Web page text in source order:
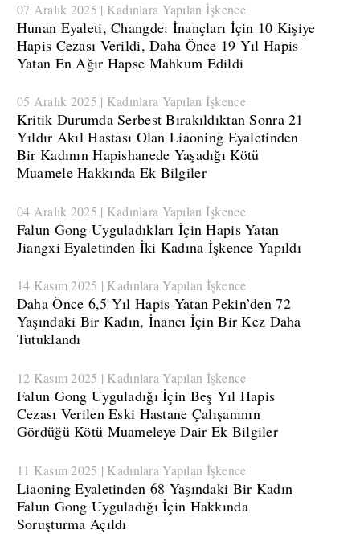
07 Aralık 2025 | Kadınlara Yapılan İşkence
​Hunan Eyaleti, Changde: İnançları İçin 10 Kişiye
Hapis Cezası Verildi, Daha Önce 19 Yıl Hapis
Yatan En Ağır Hapse Mahkum Edildi
05 Aralık 2025 | Kadınlara Yapılan İşkence
​Kritik Durumda Serbest Bırakıldıktan Sonra 21
Yıldır Akıl Hastası Olan Liaoning Eyaletinden
Bir Kadının Hapishanede Yaşadığı Kötü
Muamele Hakkında Ek Bilgiler
04 Aralık 2025 | Kadınlara Yapılan İşkence
​Falun Gong Uyguladıkları İçin Hapis Yatan
Jiangxi Eyaletinden İki Kadına İşkence Yapıldı
14 Kasım 2025 | Kadınlara Yapılan İşkence
​Daha Önce 6,5 Yıl Hapis Yatan Pekin’den 72
Yaşındaki Bir Kadın, İnancı İçin Bir Kez Daha
Tutuklandı
12 Kasım 2025 | Kadınlara Yapılan İşkence
​Falun Gong Uyguladığı İçin Beş Yıl Hapis
Cezası Verilen Eski Hastane Çalışanının
Gördüğü Kötü Muameleye Dair Ek Bilgiler
11 Kasım 2025 | Kadınlara Yapılan İşkence
​Liaoning Eyaletinden 68 Yaşındaki Bir Kadın
Falun Gong Uyguladığı İçin Hakkında
Soruşturma Açıldı